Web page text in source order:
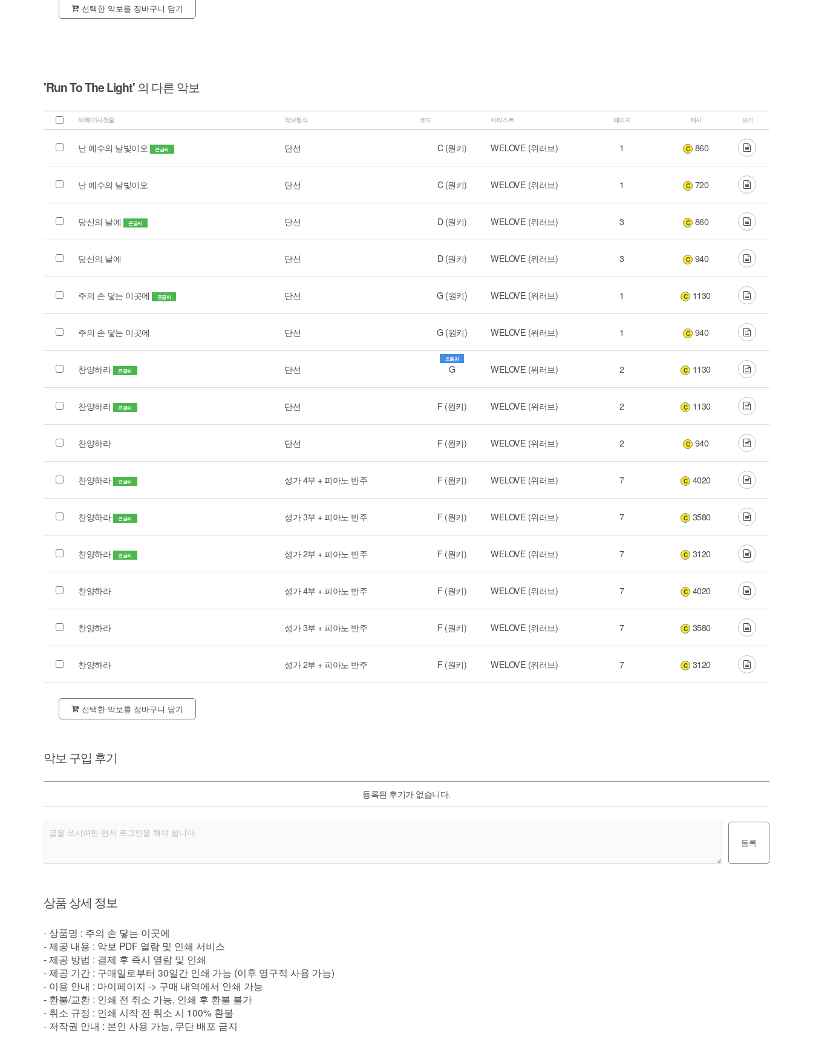
선택한 악보를 장바구니 담기
'Run To The Light'의 다른 악보
제목/가사첫줄 악보형식 코드 아티스트 페이지 캐시 보기
난 예수의 날빛이오 큰글씨 단선 C (원키) WELOVE (위러브) 1 C 860
난 예수의 날빛이오 단선 C (원키) WELOVE (위러브) 1 C 720
당신의 날에 큰글씨 단선 D (원키) WELOVE (위러브) 3 C 860
당신의 날에 단선 D (원키) WELOVE (위러브) 3 C 940
주의 손 닿는 이곳에 큰글씨 단선 G (원키) WELOVE (위러브) 1 C 1130
주의 손 닿는 이곳에 단선 G (원키) WELOVE (위러브) 1 C 940
찬양하라 큰글씨 단선
조옮김
G WELOVE (위러브) 2 C 1130
찬양하라 큰글씨 단선 F (원키) WELOVE (위러브) 2 C 1130
찬양하라 단선 F (원키) WELOVE (위러브) 2 C 940
찬양하라 큰글씨 성가 4부 + 피아노 반주 F (원키) WELOVE (위러브) 7 C 4020
찬양하라 큰글씨 성가 3부 + 피아노 반주 F (원키) WELOVE (위러브) 7 C 3580
찬양하라 큰글씨 성가 2부 + 피아노 반주 F (원키) WELOVE (위러브) 7 C 3120
찬양하라 성가 4부 + 피아노 반주 F (원키) WELOVE (위러브) 7 C 4020
찬양하라 성가 3부 + 피아노 반주 F (원키) WELOVE (위러브) 7 C 3580
찬양하라 성가 2부 + 피아노 반주 F (원키) WELOVE (위러브) 7 C 3120
선택한 악보를 장바구니 담기
악보 구입 후기
등록된 후기가 없습니다.
상품 상세 정보
- 상품명 : 주의 손 닿는 이곳에
- 제공 내용 : 악보 PDF 열람 및 인쇄 서비스
- 제공 방법 : 결제 후 즉시 열람 및 인쇄
- 제공 기간 : 구매일로부터 30일간 인쇄 가능 (이후 영구적 사용 가능)
- 이용 안내 : 마이페이지 -> 구매 내역에서 인쇄 가능
- 환불/교환 : 인쇄 전 취소 가능, 인쇄 후 환불 불가
- 취소 규정 : 인쇄 시작 전 취소 시 100% 환불
- 저작권 안내 : 본인 사용 가능, 무단 배포 금지